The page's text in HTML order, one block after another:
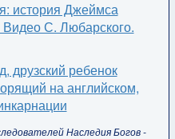
история Джеймса
Видео С. Любарского.
друзский ребенок
на английском,
Наследия Богов -